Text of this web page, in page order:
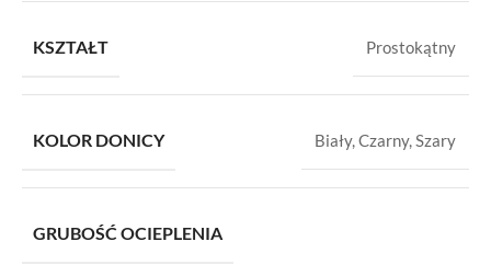
KSZTAŁT Prostokątny
KOLOR DONICY Biały,Czarny,Szary
GRUBOŚĆ OCIEPLENIA